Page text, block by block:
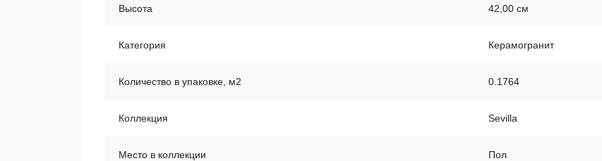
Высота 42,00 см
Категория Керамогранит
Количество в упаковке, м2 0.1764
Коллекция Sevilla
Место в коллекции Пол